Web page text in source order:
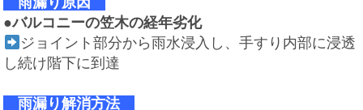
●バルコニーの笠木の経年劣化
ジョイント部分から雨水浸入し、手すり内部に浸透
し続け階下に到達
雨漏り解消方法